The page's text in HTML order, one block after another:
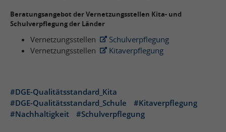
Beratungsangebot der Vernetzungsstellen Kita- und
Schulverpflegung der Länder
Vernetzungsstellen
Schulverpflegung
Vernetzungsstellen
Kitaverpflegung
#DGE-Qualitätsstandard_Kita
#DGE-Qualitätsstandard_Schule
#Kitaverpflegung
#Nachhaltigkeit
#Schulverpflegung